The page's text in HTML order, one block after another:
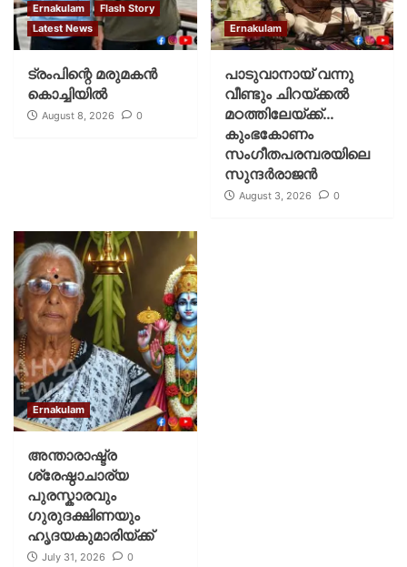
Ernakulam
Flash Story
Latest News
ട്രംപിന്റെ മരുമകന്‍
കൊച്ചിയില്‍
August 8, 2026 0
Ernakulam
പാടുവാനായ് വന്നു
വീണ്ടും ചിറയ്ക്കൽ
മഠത്തിലേയ്ക്ക്…
കുംഭകോണം
സംഗീതപരമ്പരയിലെ
സുന്ദർരാജൻ
August 3, 2026 0
Ernakulam
അന്താരാഷ്ട്ര
ശ്രേഷ്ഠാചാര്യ
പുരസ്കാരവും
ഗുരുദക്ഷിണയും
ഹൃദയകുമാരിയ്ക്ക്
July 31, 2026 0